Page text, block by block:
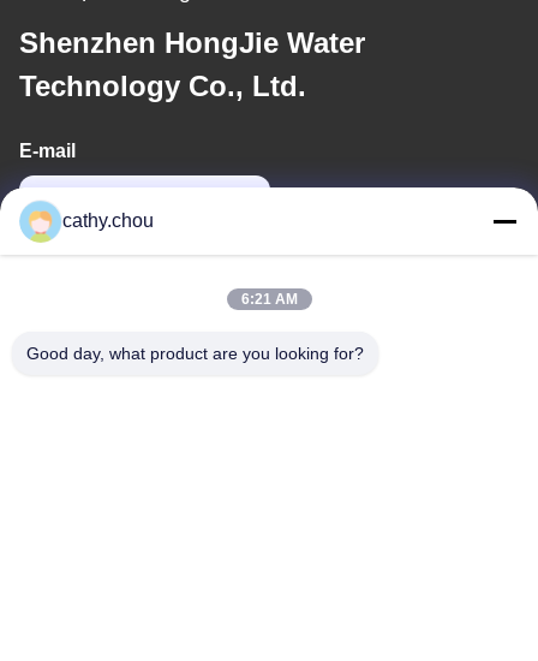
Shenzhen HongJie Water
Technology Co., Ltd.
E-mail
cathy.chou
6:21 AM
Good day, what product are you looking for?